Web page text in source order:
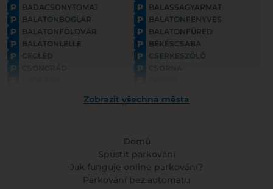
P BADACSONYTOMAJ P BALASSAGYARMAT
P BALATONBOGLÁR P BALATONFENYVES
P BALATONFÖLDVÁR P BALATONFÜRED
P BALATONLELLE P BÉKÉSCSABA
P CEGLÉD P CSERKESZŐLŐ
P P
P GYÖNGYÖS
P HOLLÓKŐ
P HÉVÍZ
HÓDMEZŐVÁSÁRHELY P KAPOSVÁR
P KECSKEMÉT
Zobrazit všechna města
Domů
Spustit parkování
Jak funguje online parkování?
Parkování bez automatu